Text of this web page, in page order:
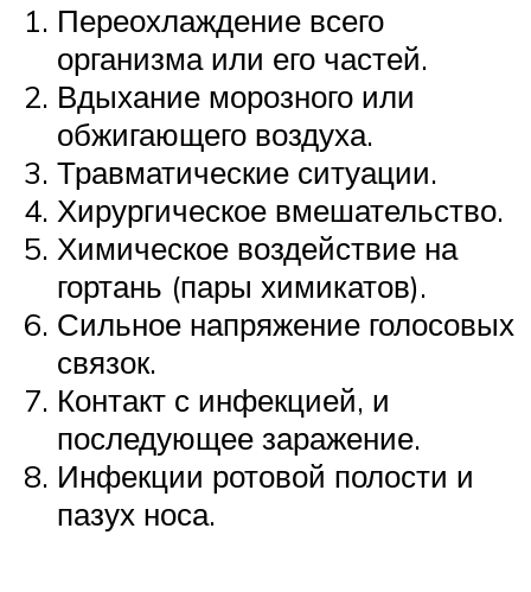
Переохлаждение всего
организма или его частей.
Вдыхание морозного или
обжигающего воздуха.
Травматические ситуации.
Хирургическое вмешательство.
Химическое воздействие на
гортань (пары химикатов).
Сильное напряжение голосовых
связок.
Контакт с инфекцией, и
последующее заражение.
Инфекции ротовой полости и
пазух носа.